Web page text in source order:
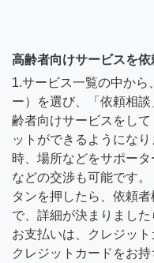
高齢者向けサービスを依
1.サービス一覧の中から
ー）を選び、「依頼相
齢者向けサービスをし
ットができるようにな
時、場所などをサポー
などの交渉も可能です
タンを押したら、依頼
で、詳細が決まりました
お支払いは、クレジット
クレジットカードをお